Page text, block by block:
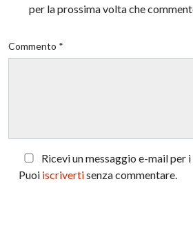
per la prossima volta che
Commento *
Ricevi un messaggio e-mail per
Puoi iscrivertisenza commentare.